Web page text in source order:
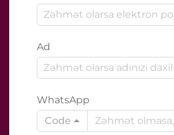
Ad
WhatsApp
Code